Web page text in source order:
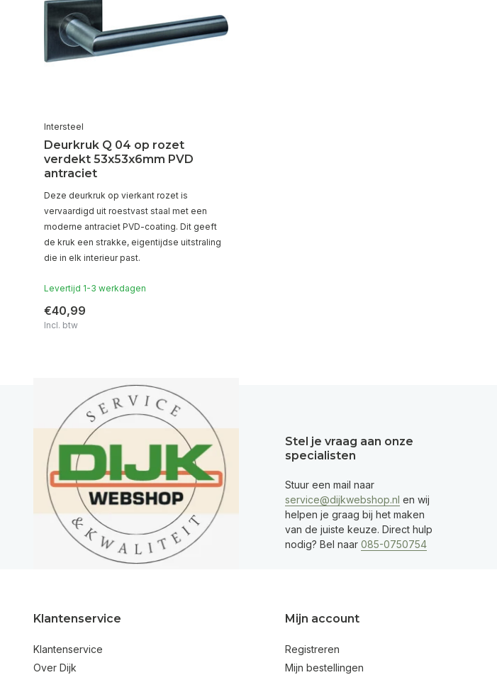
Intersteel
Deurkruk Q 04 op rozet
verdekt 53x53x6mm PVD
antraciet
Deze deurkruk op vierkant rozet is
vervaardigd uit roestvast staal met een
moderne antraciet PVD-coating. Dit geeft
de kruk een strakke, eigentijdse uitstraling
die in elk interieur past.
Levertijd 1-3 werkdagen
€40,99
Incl. btw
Stel je vraag aan onze
specialisten
Stuur een mail naar
service@dijkwebshop.nl en wij
helpen je graag bij het maken
van de juiste keuze. Direct hulp
nodig? Bel naar 085-0750754
Klantenservice
Klantenservice
Over Dijk
Mijn account
Registreren
Mijn bestellingen